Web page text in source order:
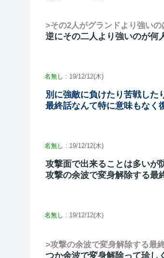
>その2人がグランドより強い
逆にその二人より強いのが何
名無し : 19/12/12(木)
別に強敵に負けたり苦戦した
最終話なんて特に意味もなく
名無し : 19/12/12(木)
攻撃面で出来ることは多い
攻撃の余波で変身解除する最
名無し : 19/12/12(木)
>攻撃の余波で変身解除する最
つか余波で変身解除って珍し